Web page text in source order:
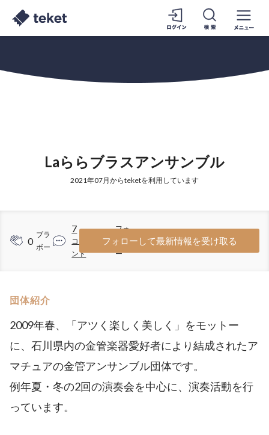
Laららブラスアンサンブル
2021年07月からteketを利用しています
0
ブラ
ボー
7
コメ
ント
2
フォ
ロワ
ー
フォローして最新情報を受け取る
団体紹介
2009年春、「アツく楽しく美しく」をモットー
に、石川県内の金管楽器愛好者により結成されたア
マチュアの金管アンサンブル団体です。
例年夏・冬の2回の演奏会を中心に、演奏活動を行
っています。